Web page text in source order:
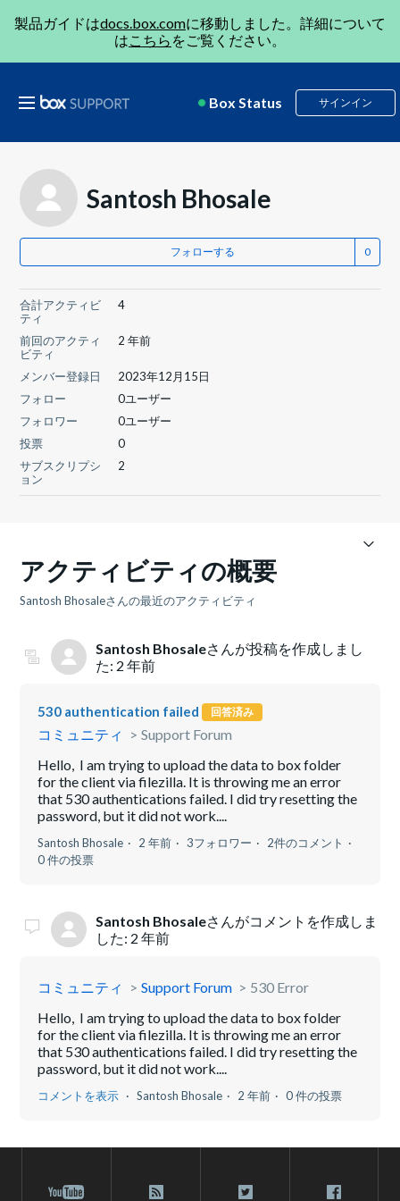
製品ガイドはdocs.box.comに移動しました。詳細について
はこちら をご覧ください。
Box Status サインイン
Santosh Bhosale
フォローする
合計アクティビ
ティ
4
前回のアクティ
ビティ
2 年前
メンバー登録日
2023年12月15日
フォロー
0ユーザー
フォロワー
0ユーザー
投票
0
サブスクリプシ
ョン
2
アクティビティの概要
Santosh Bhosaleさんの最近のアクティビティ
Santosh Bhosaleさんが投稿を作成しまし
た: 2 年前
530 authentication failed 回答済み
コミュニティ
Support Forum
Hello, I am trying to upload the data to box folder
for the client via filezilla. It is throwing me an error
that 530 authentications failed. I did try resetting the
password, but it did not work....
Santosh Bhosale 2 年前 3フォロワー
2件のコメント
0 件の投票
Santosh Bhosaleさんがコメントを作成しま
した: 2 年前
コミュニティ Support Forum
530 Error
Hello, I am trying to upload the data to box folder
for the client via filezilla. It is throwing me an error
that 530 authentications failed. I did try resetting the
password, but it did not work....
コメントを表示 Santosh Bhosale 2 年前 0 件の投票